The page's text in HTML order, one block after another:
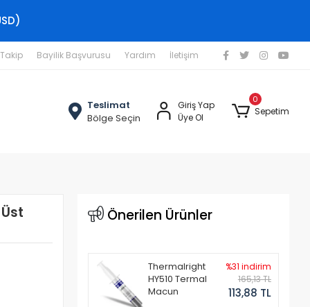
Bayilik Başvurusu Yardım İletişim
Teslimat
Bölge Seçin
Giriş Yap
Üye Ol
0
Sepetim
Önerilen Ürünler
Thermalright
HY510 Termal
Macun
%31 indirim
165,13 TL
113,88 TL